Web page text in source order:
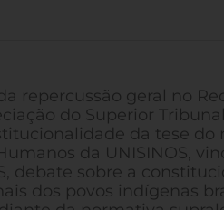
repercussão geral no
do Superior
da tese do
da UNISINOS,
debate sobre a
dos povos indígenas